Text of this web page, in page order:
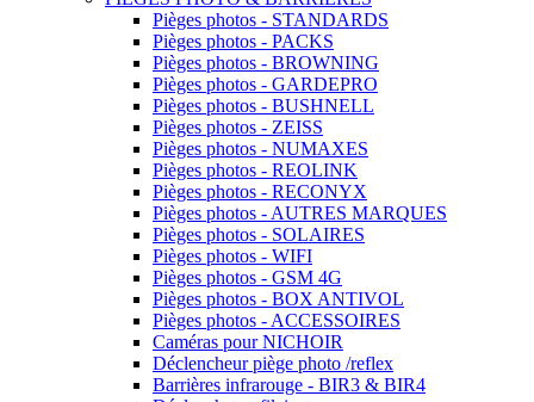
Pièges photos - STANDARDS
Pièges photos - PACKS
Pièges photos - BROWNING
Pièges photos - GARDEPRO
Pièges photos - BUSHNELL
Pièges photos - ZEISS
Pièges photos - NUMAXES
Pièges photos - REOLINK
Pièges photos - RECONYX
Pièges photos - AUTRES MARQUES
Pièges photos - SOLAIRES
Pièges photos - WIFI
Pièges photos - GSM 4G
Pièges photos - BOX ANTIVOL
Pièges photos - ACCESSOIRES
Caméras pour NICHOIR
Déclencheur piège photo /reflex
Barrières infrarouge - BIR3 & BIR4